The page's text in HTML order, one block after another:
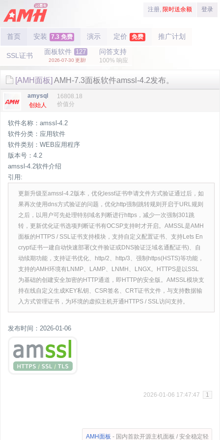
注册, 限时送余额 登录
首页 安装 7.3 免费 演示 定价 免费 推广计划
SSL证书 面板软件 127
2026-07-30 更新!
问答支持
100% 响应
[AMH面板] AMH-7.3面板软件amssl-4.2发布。
amysql
创始人
16808.18
价值分
软件名称：amssl-4.2
软件分类：应用软件
软件类别：WEB应用程序
版本号：4.2
amssl-4.2软件介绍
引用:
更新升级至amssl-4.2版本，优化lesst证书申请文件方式验证通过后，如
果再次使用dns方式验证的问题，优化http强制跳转规则开启于URL规则
之后，以用户可先处理特别域名判断进行https，减少一次强制301跳
转，更新优化证书选项判断证书有OCSP支持时才开启。AMSSL是AMH
面板的HTTPS / SSL证书支持模块，支持自定义配置证书、支持Lets En
crypt证书一建自动快速部署(文件验证或DNS验证泛域名通配证书)、自
动续期功能，支持证书优化、http/2、http/3、强制https(HSTS)等功能，
支持的AMH环境有LNMP、LAMP、LNMH、LNGX。HTTPS是以SSL
为基础的创建安全加密的HTTP通道，即HTTP的安全版。AMSSL模块支
持在线自定义生成KEY私钥、CSR签名、CRT证书文件，与支持数据输
入方式管理证书，为环境的虚拟主机开通HTTPS / SSL访问支持。
发布时间：2026-01-06
2026-01-06 17:47:47 1
AMH面板 - 国内首款开源主机面板 / 安全稳定轻